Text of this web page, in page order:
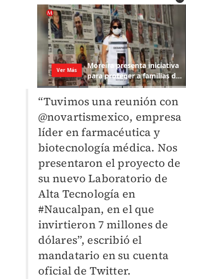
“Tuvimos una reunión con
@novartismexico, empresa
líder en farmacéutica y
biotecnología médica. Nos
presentaron el proyecto de
su nuevo Laboratorio de
Alta Tecnología en
#Naucalpan, en el que
invirtieron 7 millones de
dólares”, escribió el
mandatario en su cuenta
oficial de Twitter.